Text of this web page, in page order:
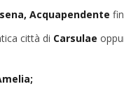
Acquapendente
città di Carsulae